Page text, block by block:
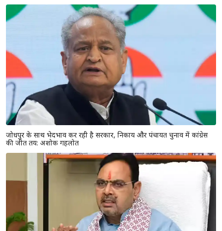
जोधपुर के साथ भेदभाव कर रही है सरकार, निकाय और पंचायत चुनाव में कांग्रेस
की जीत तय: अशोक गहलोत